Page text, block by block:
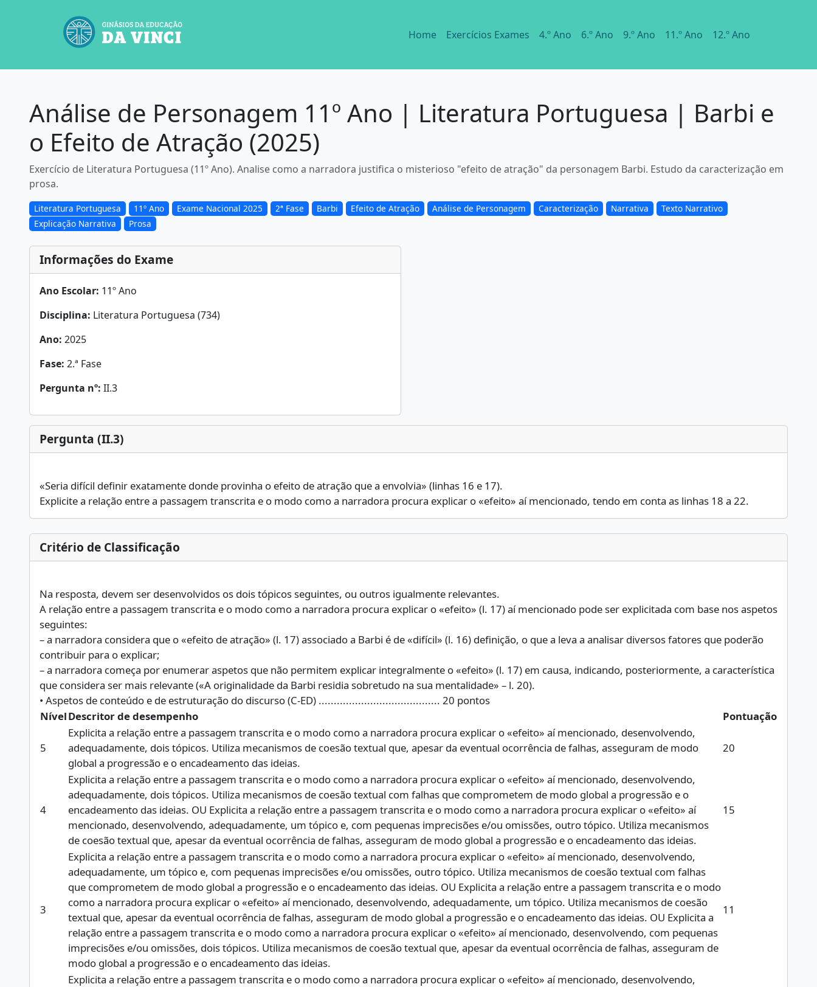
Home Exercícios Exames 4.º Ano 6.º Ano 9.º Ano 11.º Ano 12.º Ano
Análise de Personagem 11º Ano | Literatura Portuguesa | Barbi e
o Efeito de Atração (2025)
Exercício de Literatura Portuguesa (11º Ano). Analise como a narradora justifica o misterioso "efeito de atração" da personagem Barbi. Estudo da caracterização em
prosa.
Literatura Portuguesa 11º Ano Exame Nacional 2025 2ª Fase Barbi Efeito de Atração Análise de Personagem Caracterização Narrativa
Texto Narrativo
Explicação Narrativa
Prosa
Informações do Exame
Ano Escolar: 11º Ano
Disciplina: Literatura Portuguesa (734)
Ano: 2025
Fase: 2.ª Fase
Pergunta nº: II.3
Pergunta (II.3)
«Seria difícil definir exatamente donde provinha o efeito de atração que a envolvia» (linhas 16 e 17).
Explicite a relação entre a passagem transcrita e o modo como a narradora procura explicar o «efeito» aí mencionado, tendo em conta as linhas 18 a 22.
Critério de Classificação
Na resposta, devem ser desenvolvidos os dois tópicos seguintes, ou outros igualmente relevantes.
A relação entre a passagem transcrita e o modo como a narradora procura explicar o «efeito» (l. 17) aí mencionado pode ser explicitada com base nos aspetos
seguintes:
– a narradora considera que o «efeito de atração» (l. 17) associado a Barbi é de «difícil» (l. 16) definição, o que a leva a analisar diversos fatores que poderão
contribuir para o explicar;
– a narradora começa por enumerar aspetos que não permitem explicar integralmente o «efeito» (l. 17) em causa, indicando, posteriormente, a característica
que considera ser mais relevante («A originalidade da Barbi residia sobretudo na sua mentalidade» – l. 20).
NívelDescritor de desempenho Pontuação
5
Explicita a relação entre a passagem transcrita e o modo como a narradora procura explicar o «efeito» aí mencionado, desenvolvendo,
adequadamente, dois tópicos. Utiliza mecanismos de coesão textual que, apesar da eventual ocorrência de falhas, asseguram de modo
global a progressão e o encadeamento das ideias.
20
4
Explicita a relação entre a passagem transcrita e o modo como a narradora procura explicar o «efeito» aí mencionado, desenvolvendo,
adequadamente, dois tópicos. Utiliza mecanismos de coesão textual com falhas que comprometem de modo global a progressão e o
encadeamento das ideias. OU Explicita a relação entre a passagem transcrita e o modo como a narradora procura explicar o «efeito» aí
mencionado, desenvolvendo, adequadamente, um tópico e, com pequenas imprecisões e/ou omissões, outro tópico. Utiliza mecanismos
de coesão textual que, apesar da eventual ocorrência de falhas, asseguram de modo global a progressão e o encadeamento das ideias.
15
3
Explicita a relação entre a passagem transcrita e o modo como a narradora procura explicar o «efeito» aí mencionado, desenvolvendo,
adequadamente, um tópico e, com pequenas imprecisões e/ou omissões, outro tópico. Utiliza mecanismos de coesão textual com falhas
que comprometem de modo global a progressão e o encadeamento das ideias. OU Explicita a relação entre a passagem transcrita e o modo
como a narradora procura explicar o «efeito» aí mencionado, desenvolvendo, adequadamente, um tópico. Utiliza mecanismos de coesão
textual que, apesar da eventual ocorrência de falhas, asseguram de modo global a progressão e o encadeamento das ideias. OU Explicita a
relação entre a passagem transcrita e o modo como a narradora procura explicar o «efeito» aí mencionado, desenvolvendo, com pequenas
imprecisões e/ou omissões, dois tópicos. Utiliza mecanismos de coesão textual que, apesar da eventual ocorrência de falhas, asseguram de
modo global a progressão e o encadeamento das ideias.
11
Explicita a relação entre a passagem transcrita e o modo como a narradora procura explicar o «efeito» aí mencionado, desenvolvendo,